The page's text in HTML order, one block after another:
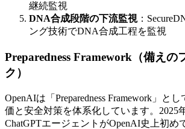
継続監視
DNA合成段階の下流監視：
ング技術でDNA合成工程を監視
Preparedness Framework（備えの
ク）
OpenAIは「Preparedness Framework」と
価と安全対策を体系化しています。2025
ChatGPTエージェントがOpenAI史上初め